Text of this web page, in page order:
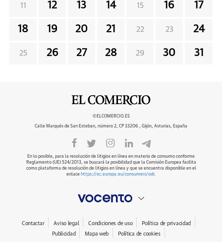
11 12 13 14 15 16 17
18 19 20 21 22 23 24
25 26 27 28 29 30 31
©ELCOMERCIO.ES
Calle Marqués de San Esteban, número 2, CP 33206 , Gijón, Asturias, España
En lo posible, para la resolución de litigios en línea en materia de consumo conforme
Reglamento (UE) 524/2013, se buscará la posibilidad que la Comisión Europea facilita
como plataforma de resolución de litigios en línea y que se encuentra disponible en el
enlace https://ec.europa.eu/consumers/odr.
Contactar Aviso legal Condiciones de uso
Política de privacidad
Publicidad
Mapa web Política de cookies